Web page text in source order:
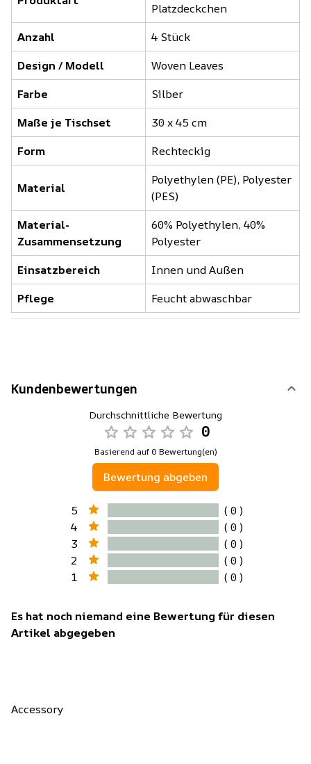
Platzdeckchen
Anzahl
4 Stück
Design / Modell
Woven Leaves
Farbe
Silber
Maße je Tischset
30 x 45 cm
Form
Rechteckig
Material
Polyethylen (PE), Polyester
(PES)
Material-
Zusammensetzung
60% Polyethylen, 40%
Polyester
Einsatzbereich
Innen und Außen
Pflege
Feucht abwaschbar
Kundenbewertungen
Durchschnittliche Bewertung
0
Basierend auf 0 Bewertung(en)
Bewertung abgeben
5
( 0 )
4
( 0 )
3
( 0 )
2
( 0 )
1
( 0 )
Es hat noch niemand eine Bewertung für diesen
Artikel abgegeben
Accessory